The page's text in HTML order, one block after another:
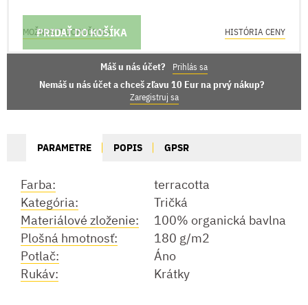
PRIDAŤ DO KOŠÍKA
MOŽNOSTI DORUČENIA HISTÓRIA CENY
Máš u nás účet? Prihlás sa
Nemáš u nás účet a chceš zľavu 10 Eur na prvý nákup?
Zaregistruj sa
PARAMETRE POPIS GPSR
Farba:
terracotta
Kategória:
Tričká
Materiálové zloženie:
100% organická bavlna
Plošná hmotnosť:
180 g/m2
Potlač:
Áno
Rukáv:
Krátky